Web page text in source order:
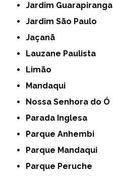
Jardim Guarapiranga
Jardim São Paulo
Jaçanã
Lauzane Paulista
Limão
Mandaqui
Nossa Senhora do Ó
Parada Inglesa
Parque Anhembi
Parque Mandaqui
Parque Peruche